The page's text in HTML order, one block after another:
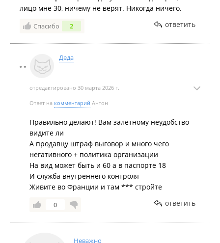
предложений". Самое смешное, что в книге жалоб и
предложений я увидел предыдущую запись от
покупателя, который точно так же как и я был
просто не понятно, являясь крупной сетью и
клиентоориентированой крупнейшей компанией,
почему такое наплевательскому отношение к нам-
СО стороны собственника и Ответственных
сотрудников компании!!! Для себя решил-больше Тт
соответственно совершать покупки в данном
магазине. Это будет лучший мой ответ на хамство,
невежество, хабальтва со стороны персонала, а
недополученная прибыль (я не один возмущён
поведением сотрудников) рано или поздно
закроется.
лицо мне 30, ничему не верят. Никогда ничего.
Спасибо 2 ответить
Деда
отредактировано 30 марта 2026 г.
Ответ на комментарий Антон
Правильно делают! Вам залетному неудобство
видите ли
А продавцу штраф выговор и много чего
негативного + политика организации
На вид может быть и 60 а в паспорте 18
И служба внутреннего контроля
Живите во Франции и там *** стройте
0 ответить
Неважно